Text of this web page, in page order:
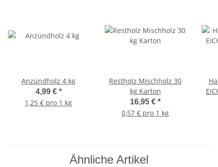
Anzündholz 4 kg
4,99 € *
1,25 € pro 1 kg
Restholz Mischholz 30
kg Karton
16,95 € *
0,57 € pro 1 kg
Ähnliche Artikel